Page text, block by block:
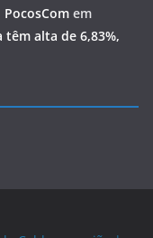
em
alta de 6,83%,